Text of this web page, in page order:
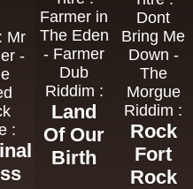
Mr
-
:
Farmer in
The Eden
- Farmer
Dub
Riddim :
Land
Of Our
Birth
Dont
Bring Me
Down -
The
Morgue
Riddim :
Rock
Fort
Rock